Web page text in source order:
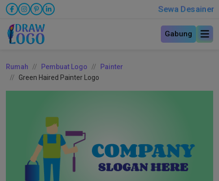
Sewa Desainer
Gabung
Rumah Pembuat Logo
Painter
Green Haired Painter Logo